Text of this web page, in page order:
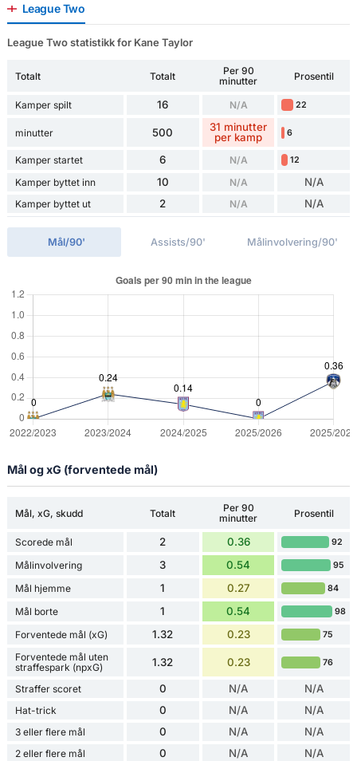
League Two
League Two statistikk for Kane Taylor
Totalt Totalt
Per 90
minutter
Prosentil
Kamper spilt 16 N/A 22
minutter 500
31 minutter
per kamp
6
Kamper startet 6 N/A 12
Kamper byttet inn 10 N/A N/A
Kamper byttet ut 2 N/A N/A
Mål/90' Assists/90' Målinvolvering/90'
Mål og xG (forventede mål)
Mål, xG, skudd Totalt
Per 90
minutter
Prosentil
Scorede mål 2 0.36 92
Målinvolvering 3 0.54 95
Mål hjemme 1 0.27 84
Mål borte 1 0.54 98
Forventede mål (xG) 1.32 0.23 75
Forventede mål uten
straffespark (npxG)
1.32 0.23 76
Straffer scoret 0 N/A N/A
Hat-trick 0 N/A N/A
3 eller flere mål 0 N/A N/A
2 eller flere mål 0 N/A N/A